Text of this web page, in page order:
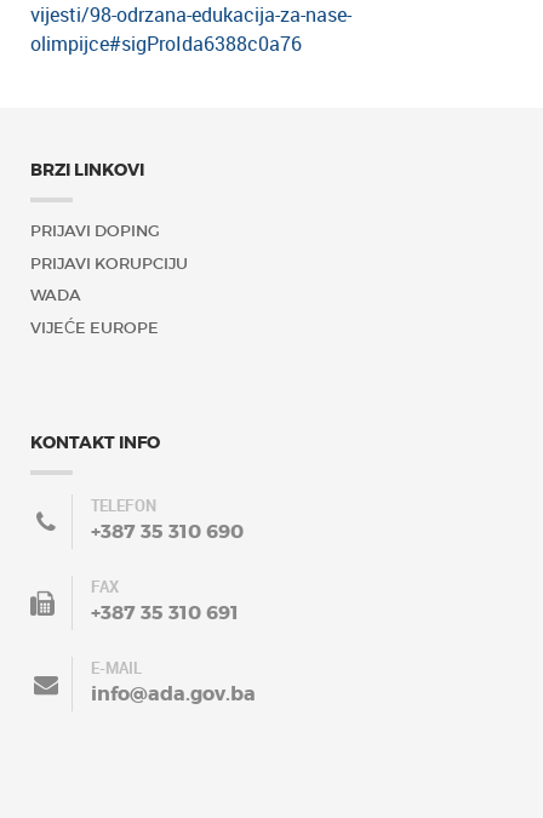
vijesti/98-odrzana-edukacija-za-nase-
olimpijce#sigProIda6388c0a76
BRZI LINKOVI
PRIJAVI DOPING
PRIJAVI KORUPCIJU
WADA
VIJEĆE EUROPE
KONTAKT INFO
TELEFON
+387 35 310 690
FAX
+387 35 310 691
E-MAIL
info@ada.gov.ba